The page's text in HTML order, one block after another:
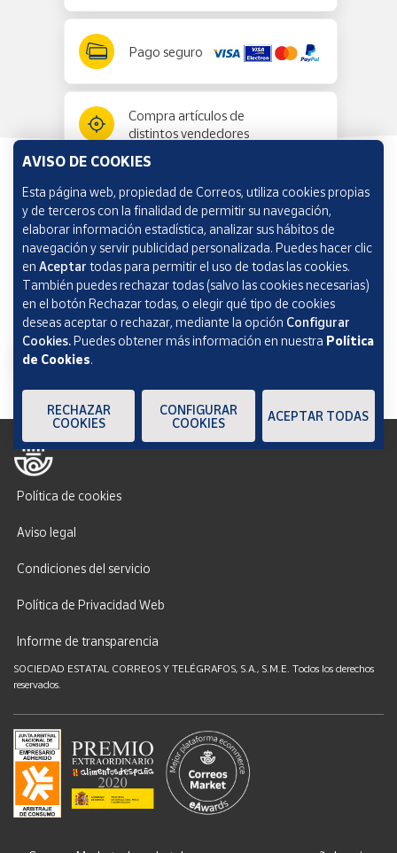
Pago seguro
Compra artículos de
distintos vendedores
Información y ayuda
Correos Market
Política de cookies
Aviso legal
Condiciones del servicio
Política de Privacidad Web
Informe de transparencia
SOCIEDAD ESTATAL CORREOS Y TELÉGRAFOS, S.A., S.M.E. Todos los derechos
reservados.
AVISO DE COOKIES
Esta página web, propiedad de Correos, utiliza cookies propias
y de terceros con la finalidad de permitir su navegación,
elaborar información estadística, analizar sus hábitos de
navegación y servir publicidad personalizada. Puedes hacer clic
en Aceptar todas para permitir el uso de todas las cookies.
También puedes rechazar todas (salvo las cookies necesarias)
en el botón Rechazar todas, o elegir qué tipo de cookies
deseas aceptar o rechazar, mediante la opción Configurar
Cookies.Puedes obtener más información en nuestra Política
de Cookies.
RECHAZAR
COOKIES
CONFIGURAR
COOKIES
ACEPTAR TODAS